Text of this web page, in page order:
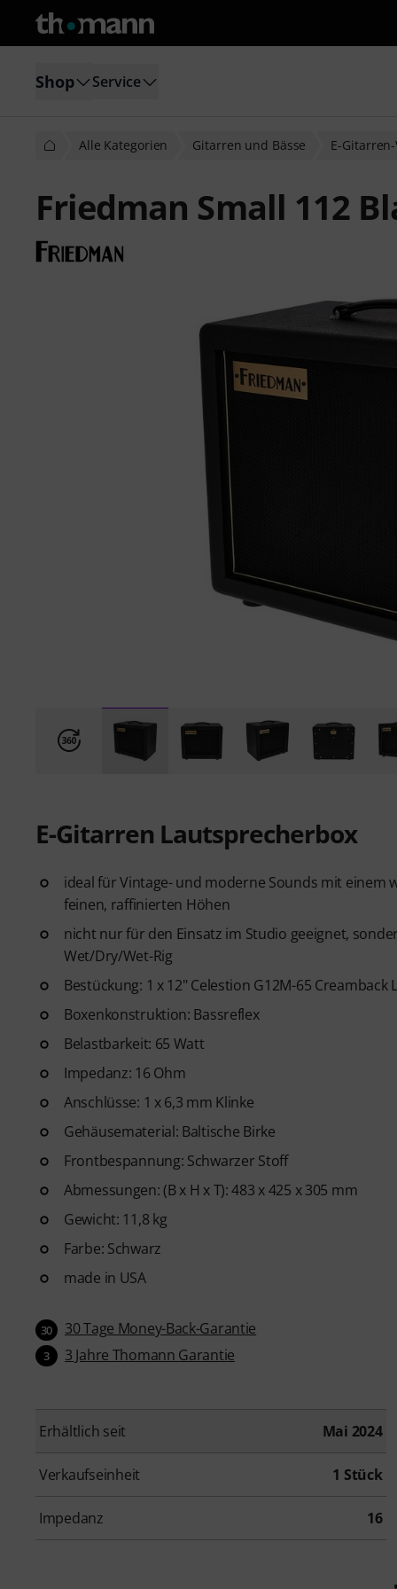
Shop Service
Alle Kategorien Gitarren und Bässe E-
Friedman Small 112
E-Gitarren Lautsprecherbox
ideal für Vintage- und moderne Sounds mit
feinen, raffinierten Höhen
nicht nur für den Einsatz im Studio geeignet,
Wet/Dry/Wet-Rig
Bestückung: 1 x 12" Celestion G12M-65 Creamback
Boxenkonstruktion: Bassreflex
Belastbarkeit: 65 Watt
Impedanz: 16 Ohm
Anschlüsse: 1 x 6,3 mm Klinke
Gehäusematerial: Baltische Birke
Frontbespannung: Schwarzer Stoff
Abmessungen: (B x H x T): 483 x 425 x 305 mm
Gewicht: 11,8 kg
Farbe: Schwarz
made in USA
30 30 Tage Money-Back-Garantie
3 3 Jahre Thomann Garantie
Erhältlich seit Mai 2024
Verkaufseinheit 1 Stück
Impedanz 16